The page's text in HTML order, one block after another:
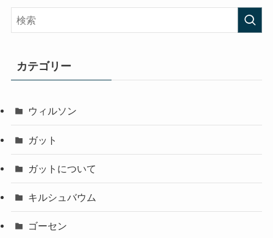
カテゴリー
ウィルソン
ガット
ガットについて
キルシュバウム
ゴーセン